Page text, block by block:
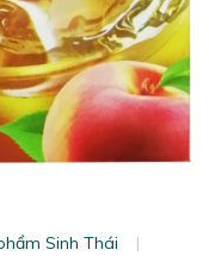
Sinh Thái |